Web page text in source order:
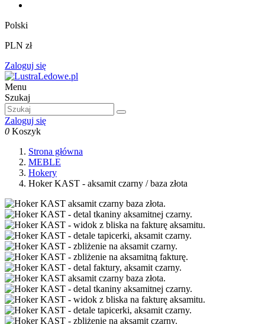
Polski
PLN zł
Zaloguj się
Menu
Szukaj
Zaloguj się
0 Koszyk
Strona główna
MEBLE
Hokery
Hoker KAST - aksamit czarny / baza złota